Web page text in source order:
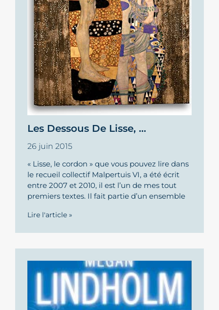
Les Dessous De Lisse, …
26 juin 2015
« Lisse, le cordon » que vous pouvez lire dans
le recueil collectif Malpertuis VI, a été écrit
entre 2007 et 2010, il est l’un de mes tout
premiers textes. Il fait partie d’un ensemble
Lire l'article »